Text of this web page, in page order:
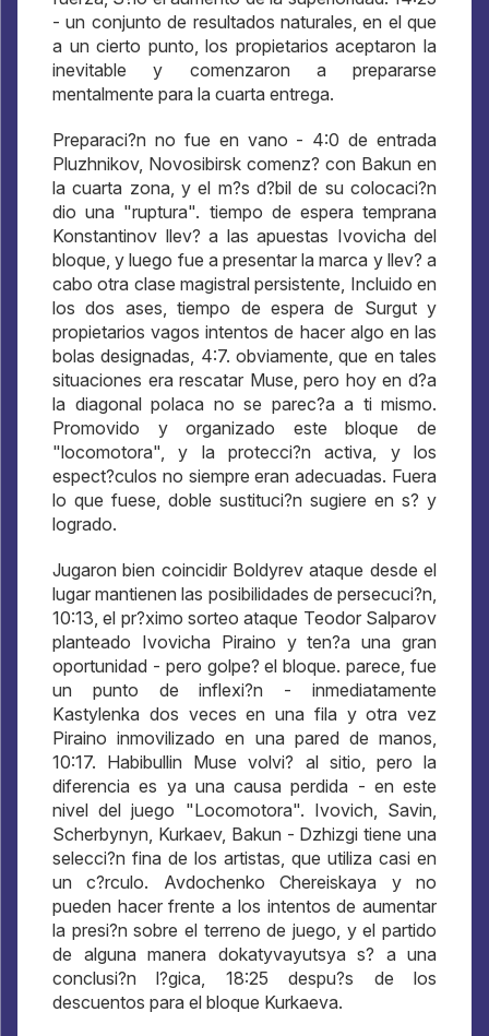
- un conjunto de resultados naturales, en el que
a un cierto punto, los propietarios aceptaron la
inevitable y comenzaron a prepararse
mentalmente para la cuarta entrega.
Preparaci?n no fue en vano - 4:0 de entrada
Pluzhnikov, Novosibirsk comenz? con Bakun en
la cuarta zona, y el m?s d?bil de su colocaci?n
dio una "ruptura". tiempo de espera temprana
Konstantinov llev? a las apuestas Ivovicha del
bloque, y luego fue a presentar la marca y llev? a
cabo otra clase magistral persistente, Incluido en
los dos ases, tiempo de espera de Surgut y
propietarios vagos intentos de hacer algo en las
bolas designadas, 4:7. obviamente, que en tales
situaciones era rescatar Muse, pero hoy en d?a
la diagonal polaca no se parec?a a ti mismo.
Promovido y organizado este bloque de
"locomotora", y la protecci?n activa, y los
espect?culos no siempre eran adecuadas. Fuera
lo que fuese, doble sustituci?n sugiere en s? y
logrado.
Jugaron bien coincidir Boldyrev ataque desde el
lugar mantienen las posibilidades de persecuci?n,
10:13, el pr?ximo sorteo ataque Teodor Salparov
planteado Ivovicha Piraino y ten?a una gran
oportunidad - pero golpe? el bloque. parece, fue
un punto de inflexi?n - inmediatamente
Kastylenka dos veces en una fila y otra vez
Piraino inmovilizado en una pared de manos,
10:17. Habibullin Muse volvi? al sitio, pero la
diferencia es ya una causa perdida - en este
nivel del juego "Locomotora". Ivovich, Savin,
Scherbynyn, Kurkaev, Bakun - Dzhizgi tiene una
selecci?n fina de los artistas, que utiliza casi en
un c?rculo. Avdochenko Chereiskaya y no
pueden hacer frente a los intentos de aumentar
la presi?n sobre el terreno de juego, y el partido
de alguna manera dokatyvayutsya s? a una
conclusi?n l?gica, 18:25 despu?s de los
descuentos para el bloque Kurkaeva.